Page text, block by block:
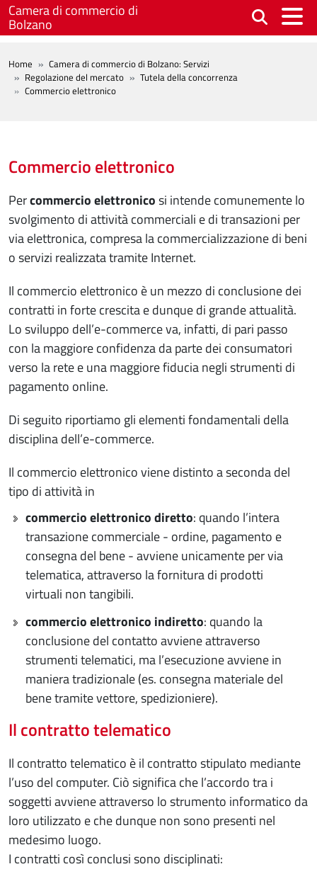
Salta al contenuto principale
Camera di commercio di
Bolzano
BREADCRUMB
Home
Camera di commercio di Bolzano: Servizi
Regolazione del mercato
Tutela della concorrenza
Commercio elettronico
Commercio elettronico
Percommercio elettronicosi intende comunemente lo
svolgimento di attività commerciali e di transazioni per
via elettronica, compresa la commercializzazione di beni
o servizi realizzata tramite Internet.
Il commercio elettronico è un mezzo di conclusione dei
contratti in forte crescita e dunque di grande attualità.
Lo sviluppo dell’e-commerce va, infatti, di pari passo
con la maggiore confidenza da parte dei consumatori
verso la rete e una maggiore fiducia negli strumenti di
pagamento online.
Di seguito riportiamo gli elementi fondamentali della
disciplina dell’e-commerce.
Il commercio elettronico viene distinto a seconda del
tipo di attività in
commercio elettronico diretto: quando l’intera
transazione commerciale - ordine, pagamento e
consegna del bene - avviene unicamente per via
telematica, attraverso la fornitura di prodotti
virtuali non tangibili.
commercio elettronico indiretto: quando la
conclusione del contatto avviene attraverso
strumenti telematici, ma l’esecuzione avviene in
maniera tradizionale (es. consegna materiale del
bene tramite vettore, spedizioniere).
Il contratto telematico
Il contratto telematico è il contratto stipulato mediante
l’uso del computer. Ciò significa che l’accordo tra i
soggetti avviene attraverso lo strumento informatico da
loro utilizzato e che dunque non sono presenti nel
medesimo luogo.
I contratti così conclusi sono disciplinati: